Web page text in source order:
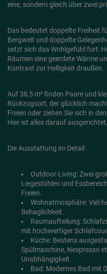
eine, sondern gleich über zwei
Das bedeutet doppelte Freiheit
Bergwelt und doppelte
setzt sich das Wohlgefühl fort:
Räumen eine geerdete Wärme
Kontrast zur Helligkeit draußen.
Auf 38,5 m² finden Paare und
Rückzugsort, der glücklich
Freien oder ziehen Sie sich in
Hier ist alles darauf
Die Ausstattung im Detail:
Outdoor-Living: Zwei
Liegestühlen und
Freien.
Wohnatmosphäre: Viel
Behaglichkeit.
Raumaufteilung:
mit hochwertiger
Küche: Bestens
Spülmaschine, Nespresso
Unabhängigkeit.
Bad: Modernes Bad mit